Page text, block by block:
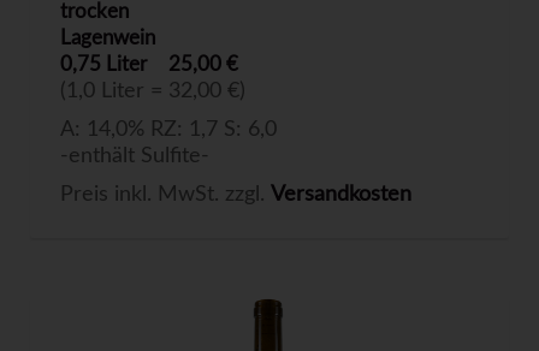
trocken
Lagenwein
0,75 Liter
25,00 €
(1,0 Liter = 32,00 €)
A: 14,0% RZ: 1,7 S: 6,0
-enthält Sulfite-
Preis inkl. MwSt. zzgl. Versandkosten